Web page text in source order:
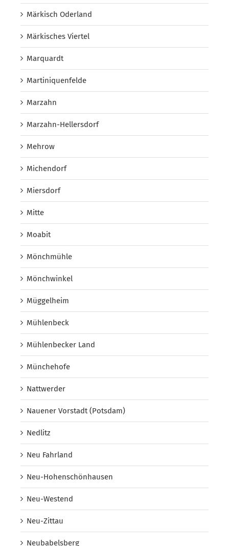
Märkisch Oderland
Märkisches Viertel
Marquardt
Martiniquenfelde
Marzahn
Marzahn-Hellersdorf
Mehrow
Michendorf
Miersdorf
Mitte
Moabit
Mönchmühle
Mönchwinkel
Müggelheim
Mühlenbeck
Mühlenbecker Land
Münchehofe
Nattwerder
Nauener Vorstadt (Potsdam)
Nedlitz
Neu Fahrland
Neu-Hohenschönhausen
Neu-Westend
Neu-Zittau
Neubabelsberg